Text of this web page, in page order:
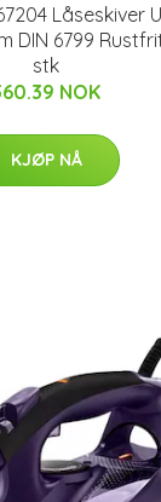
Låseskiver
DIN 6799
stk
NOK
KJØP NÅ